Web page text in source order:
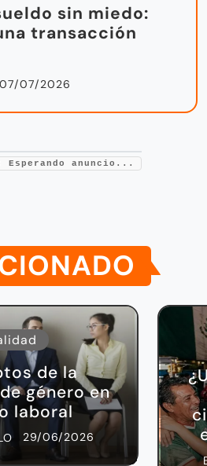
sin miedo:
transacción
07/07/2026
Esperando anuncio...
de la
género en
laboral
29/06/2026